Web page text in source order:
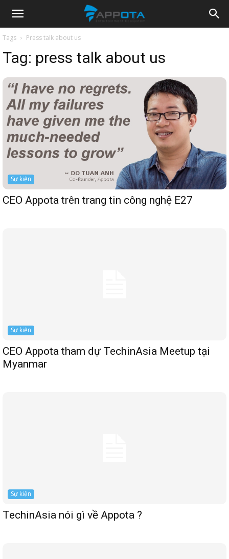
Appota
News
Tags Press talk about us
Tag: press talk about us
Sự kiện
CEO Appota trên trang tin công nghệ E27
Sự kiện
CEO Appota tham dự TechinAsia Meetup tại
Myanmar
Sự kiện
TechinAsia nói gì về Appota ?